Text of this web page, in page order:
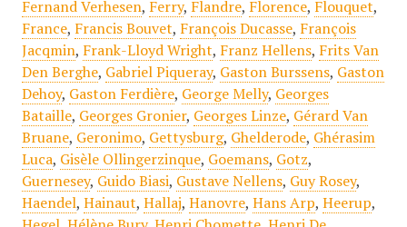
Fernand Verhesen, Ferry, Flandre, Florence, Flouquet,
France, Francis Bouvet, François Ducasse, François
Jacqmin, Frank-Lloyd Wright, Franz Hellens, Frits Van
Den Berghe, Gabriel Piqueray, Gaston Burssens, Gaston
Dehoy, Gaston Ferdière, George Melly, Georges
Bataille, Georges Gronier, Georges Linze, Gérard Van
Bruane, Geronimo, Gettysburg, Ghelderode, Ghérasim
Luca, Gisèle Ollingerzinque, Goemans, Gotz,
Guernesey, Guido Biasi, Gustave Nellens, Guy Rosey,
Haendel, Hainaut, Hallaj, Hanovre, Hans Arp, Heerup,